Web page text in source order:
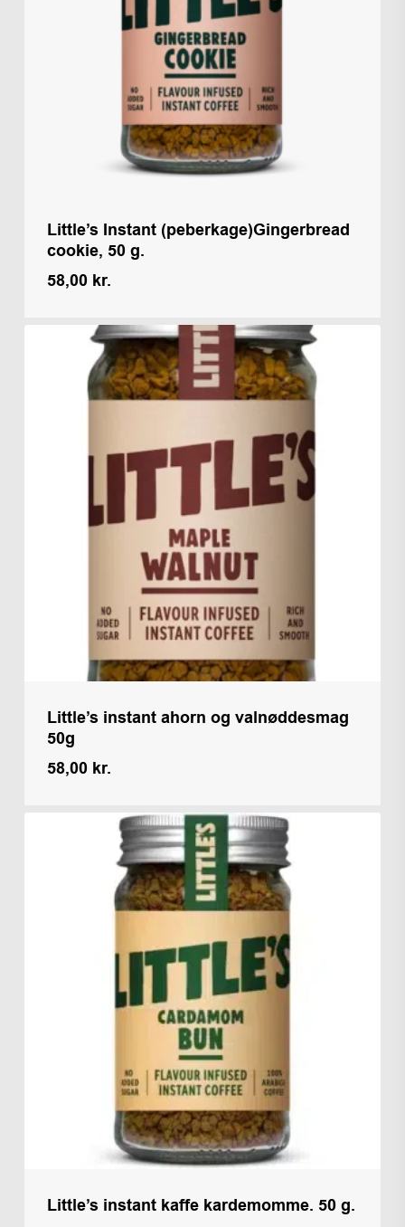
Little’s Instant (peberkage)Gingerbread
cookie, 50 g.
58,00 kr.
Little’s instant ahorn og valnøddesmag
50g
58,00 kr.
Little’s instant kaffe kardemomme. 50 g.